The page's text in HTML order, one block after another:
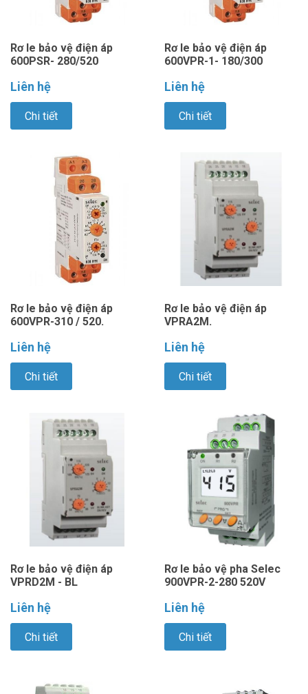
Rơ le bảo vệ điện áp
600PSR- 280/520
Liên hệ
Chi tiết
Rơ le bảo vệ điện áp
600VPR-1- 180/300
Liên hệ
Chi tiết
Rơ le bảo vệ điện áp
600VPR-310 / 520.
Liên hệ
Chi tiết
Rơ le bảo vệ điện áp
VPRA2M.
Liên hệ
Chi tiết
Rơ le bảo vệ điện áp
VPRD2M - BL
Liên hệ
Chi tiết
Rơ le bảo vệ pha Selec
900VPR-2-280 520V
Liên hệ
Chi tiết